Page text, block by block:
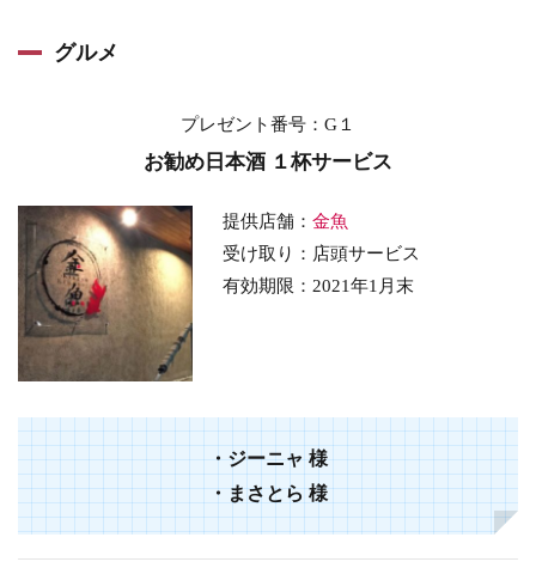
グルメ
プレゼント番号 ：G１
お勧め日本酒 １杯サービス
提供店舗：金魚
受け取り：店頭サービス
有効期限：2021年1月末
・ジーニャ 様
・まさとら 様